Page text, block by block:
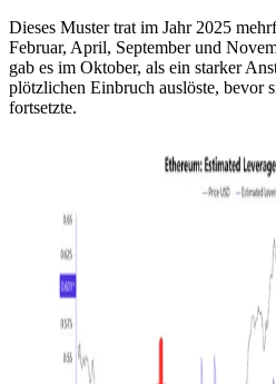
Dieses Muster trat im Jahr 2025
Februar, April, September und
gab es im Oktober, als ein starker
plötzlichen Einbruch auslöste, bevor
fortsetzte.